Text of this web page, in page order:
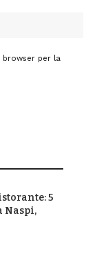
browser per la
5
Naspi,